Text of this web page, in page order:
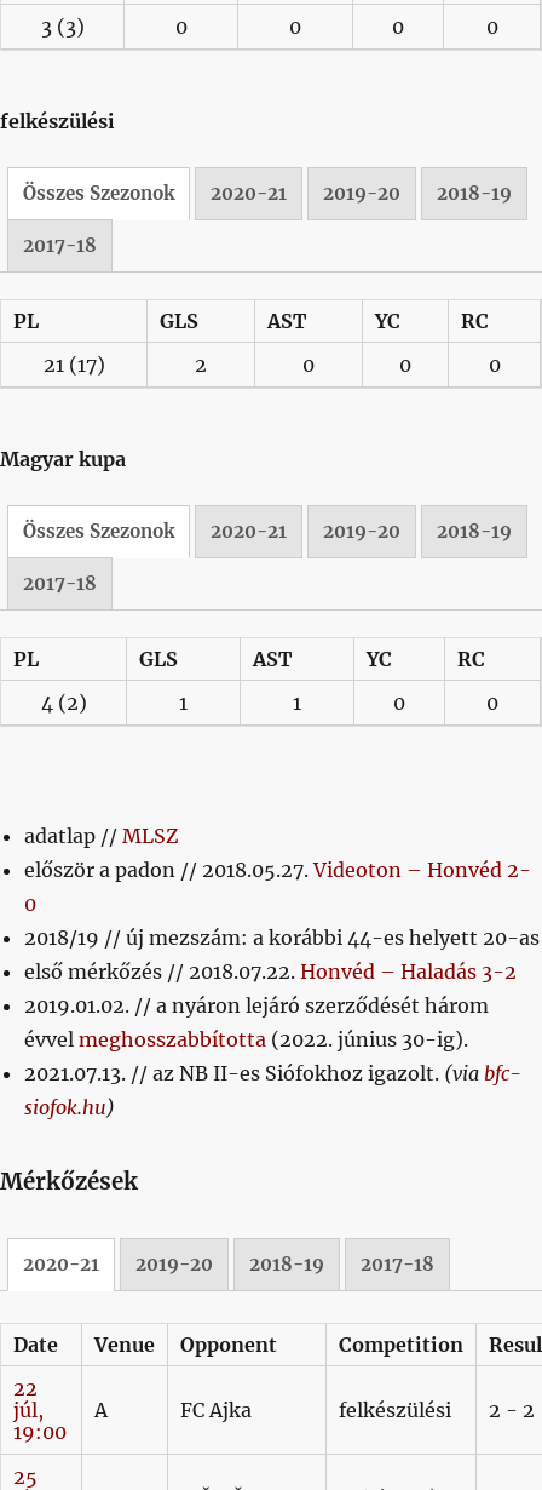
3 (3) 0 0 0 0
felkészülési
Összes Szezonok 2020-21 2019-20 2018-19
2017-18
PL GLS AST YC
RC
21 (17) 2 0 0 0
Magyar kupa
Összes Szezonok 2020-21 2019-20 2018-19
2017-18
PL GLS AST YC
RC
4 (2) 1 1 0 0
adatlap // MLSZ
először a padon // 2018.05.27.Videoton – Honvéd 2-
0
2018/19 // új mezszám: a korábbi 44-es helyett 20-as
első mérkőzés // 2018.07.22. Honvéd – Haladás 3-2
2019.01.02. // a nyáron lejáró szerződését három
évvel meghosszabbította (2022. június 30-ig).
2021.07.13. // az NB II-es Siófokhoz igazolt. (via bfc-
siofok.hu)
Mérkőzések
2020-21 2019-20 2018-19 2017-18
Date Venue Opponent Competition
22
júl,
19:00
A FC Ajka felkészülési 2 - 2
25